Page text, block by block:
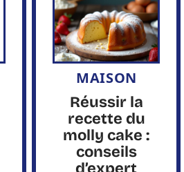
MAISON
Réussir la
recette du
molly cake :
conseils
d’expert